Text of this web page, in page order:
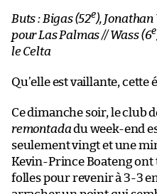
Buts : Bigas (52e), Jonathan
pour Las Palmas // Wass (6e
le Celta
Qu’elle est vaillante, cette
Ce dimanche soir, le club
remontadadu week-end
seulement vingt et une
Kevin-Prince Boateng ont
folles pour revenir à 3-3